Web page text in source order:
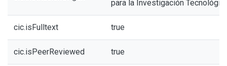
para la Investigación
cic.isFulltext true
cic.isPeerReviewed true